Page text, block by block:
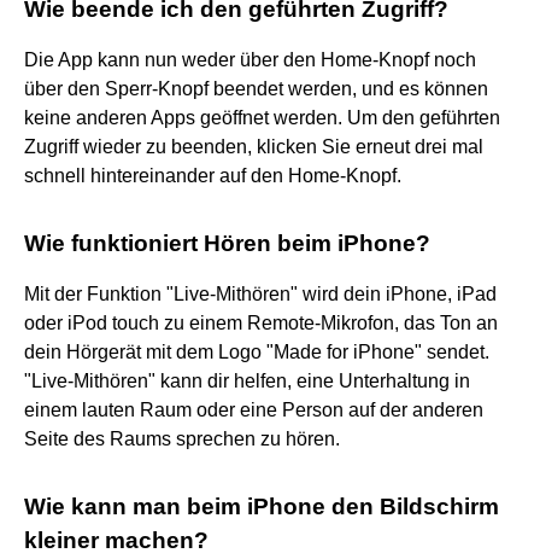
Wie beende ich den geführten Zugriff?
Die App kann nun weder über den Home-Knopf noch
über den Sperr-Knopf beendet werden, und es können
keine anderen Apps geöffnet werden. Um den geführten
Zugriff wieder zu beenden, klicken Sie erneut drei mal
schnell hintereinander auf den Home-Knopf.
Wie funktioniert Hören beim iPhone?
Mit der Funktion "Live-Mithören" wird dein iPhone, iPad
oder iPod touch zu einem Remote-Mikrofon, das Ton an
dein Hörgerät mit dem Logo "Made for iPhone" sendet.
"Live-Mithören" kann dir helfen, eine Unterhaltung in
einem lauten Raum oder eine Person auf der anderen
Seite des Raums sprechen zu hören.
Wie kann man beim iPhone den Bildschirm
kleiner machen?